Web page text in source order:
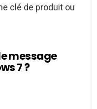
clé de produit ou
message
7 ?